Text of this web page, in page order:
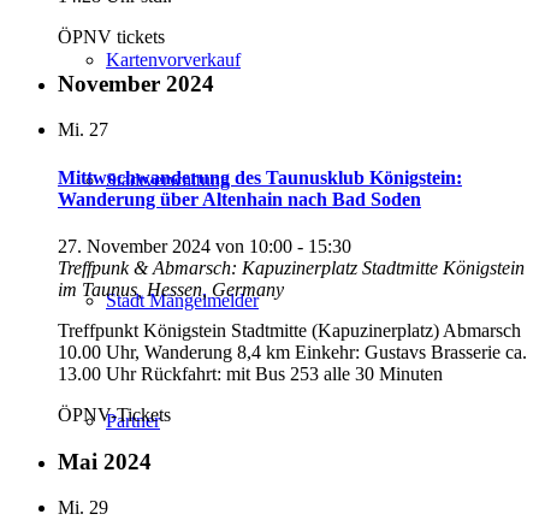
Kartenvorverkauf
Stadtverwaltung
Stadt Mängelmelder
Partner
ÖPNV tickets
November 2024
Mi. 27
Mittwochwanderung des Taunusklub Königstein:
Wanderung über Altenhain nach Bad Soden
27. November 2024 von 10:00 - 15:30
Treffpunk & Abmarsch: Kapuzinerplatz Stadtmitte Königstein
im Taunus, Hessen, Germany
Treffpunkt Königstein Stadtmitte (Kapuzinerplatz) Abmarsch
10.00 Uhr, Wanderung 8,4 km Einkehr: Gustavs Brasserie ca.
13.00 Uhr Rückfahrt: mit Bus 253 alle 30 Minuten
ÖPNV-Tickets
Mai 2024
Mi. 29